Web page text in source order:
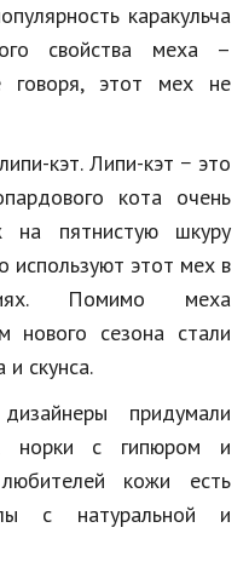
каракульча
свойства меха –
говоря, этот мех не
кэт. Липи-кэт − это
кота очень
на пятнистую шкуру
используют этот мех в
Помимо меха
нового сезона стали
и скунса.
придумали
норки с гипюром и
кожи есть
с натуральной и